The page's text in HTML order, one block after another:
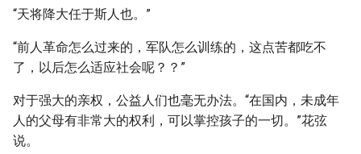
“天将降大任于斯人也。”
“前人革命怎么过来的，军队怎么训练的，这点苦都吃不
了，以后怎么适应社会呢？？”
对于强大的亲权，公益人们也毫无办法。“在国内，未成年
人的父母有非常大的权利，可以掌控孩子的一切。”花弦
说。